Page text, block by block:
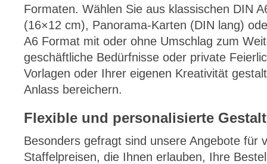
Formaten. Wählen Sie aus klassischen DIN
(16×12 cm), Panorama-Karten (DIN lang)
A6 Format mit oder ohne Umschlag zum
geschäftliche Bedürfnisse oder private
Vorlagen oder Ihrer eigenen Kreativität
Anlass bereichern.
Flexible und personalisierte
Besonders gefragt sind unsere Angebote für
Staffelpreisen, die Ihnen erlauben, Ihre